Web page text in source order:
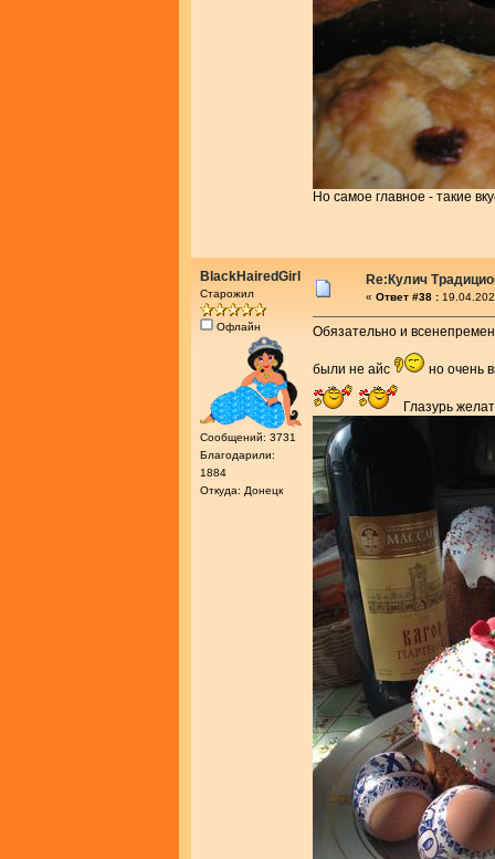
Но самое главное - такие
BlackHairedGirl
Старожил
Офлайн
Сообщений: 3731
Благодарили:
1884
Откуда: Донецк
Re:Кулич
« Ответ #38 :
Обязательно и
были не айс но очень
Глазурь